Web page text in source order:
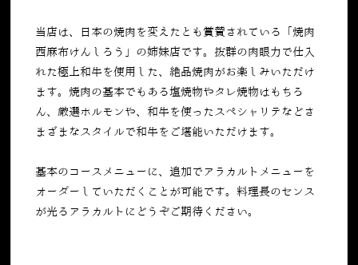
当店は、日本の焼肉を変えたとも賞賛されている「焼肉
西麻布けんしろう」の姉妹店です。抜群の肉眼力で仕入
れた極上和牛を使用した、絶品焼肉がお楽しみいただけ
ます。焼肉の基本でもある塩焼物やタレ焼物はもちろ
ん、厳選ホルモンや、和牛を使ったスペシャリテなどさ
まざまなスタイルで和牛をご堪能いただけます。
基本のコースメニューに、追加でアラカルトメニューを
オーダーしていただくことが可能です。料理長のセンス
が光るアラカルトにどうぞご期待ください。